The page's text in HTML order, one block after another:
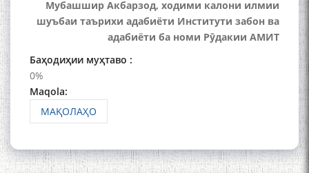
Мубашшир Акбарзод, ходими калони илмии
шуъбаи таърихи адабиёти Институти забон ва
адабиёти ба номи Рӯдакии АМИТ
Баҳодиҳии муҳтаво :
0%
Maqola:
МАҚОЛАҲОСайре дар Осорхона